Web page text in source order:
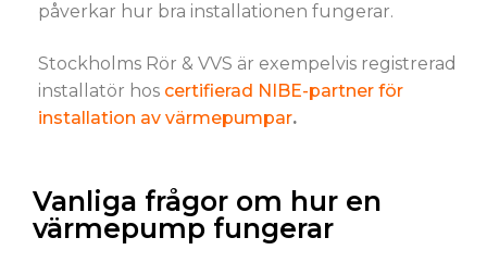
påverkar hur bra installationen fungerar.
Stockholms Rör & VVS är exempelvis registrerad
installatör hos certifierad NIBE-partner för
installation av värmepumpar.
Vanliga frågor om hur en
värmepump fungerar